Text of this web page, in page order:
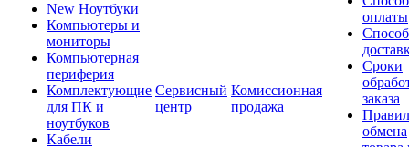
New Ноутбуки
Компьютеры и
мониторы
Компьютерная
периферия
Комплектующие
для ПК и
ноутбуков
Кабели
Сервисный
центр
Комиссионная
продажа
оплаты
Сроки
заказа
обмена